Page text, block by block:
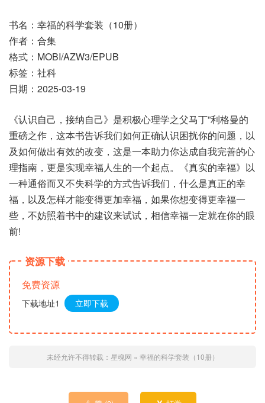
书名：幸福的科学套装（10册）
作者：合集
格式：MOBI/AZW3/EPUB
标签：社科
日期：2025-03-19
《认识自己，接纳自己》是积极心理学之父马丁”利格曼的
重磅之作，这本书告诉我们如何正确认识困扰你的问题，以
及如何做出有效的改变，这是一本助力你达成自我完善的心
理指南，更是实现幸福人生的一个起点。《真实的幸福》以
一种通俗而又不失科学的方式告诉我们，什么是真正的幸
福，以及怎样才能变得更加幸福，如果你想变得更幸福一
些，不妨照着书中的建议来试试，相信幸福一定就在你的眼
前!
资源下载
免费资源
下载地址1 立即下载
未经允许不得转载： 星魂网 » 幸福的科学套装（10册）